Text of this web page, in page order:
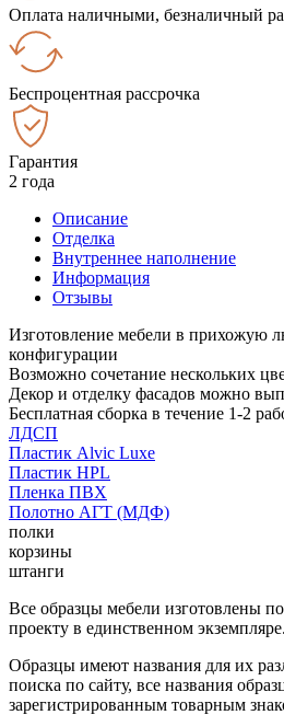
Оплата наличными, безналичный
Беспроцентная рассрочка
Гарантия
2 года
Описание
Отделка
Внутреннее наполнение
Информация
Отзывы
Изготовление мебели в прихожую
конфигурации
Возможно сочетание нескольких
Декор и отделку фасадов можно
Бесплатная сборка в течение 1-2
ЛДСП
Пластик Alvic Luxe
Пластик HPL
Пленка ПВХ
Полотно АГТ (МДФ)
полки
корзины
штанги
Все образцы мебели изготовлены
проекту в единственном экземпляре.
Образцы имеют названия для их
поиска по сайту, все названия
зарегистрированным товарным